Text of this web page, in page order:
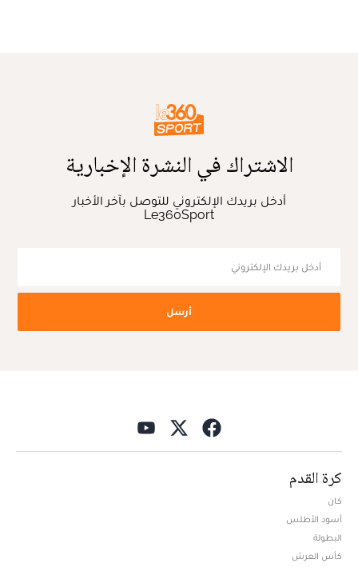
الاشتراك في النشرة الإخبارية
أدخل بريدك الإلكتروني للتوصل بآخر الأخبار
Le360Sport
أرسل
كرة القدم
كان
أسود الأطلس
البطولة
كأس العرش